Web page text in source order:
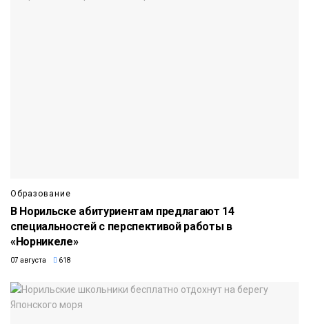
Образование
В Норильске абитуриентам предлагают 14
специальностей с перспективой работы в
«Норникеле»
07 августа 618